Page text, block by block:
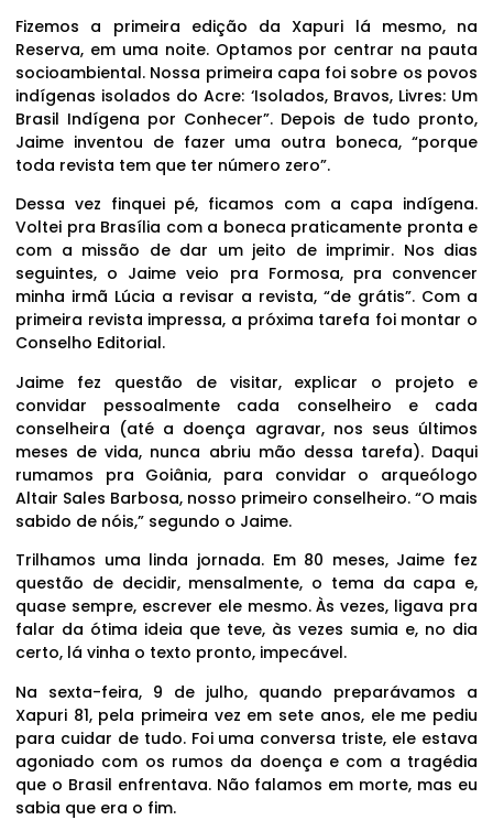
Fizemos a primeira edição da Xapuri lá mesmo, na
Reserva, em uma noite. Optamos por centrar na pauta
socioambiental. Nossa primeira capa foi sobre os povos
indígenas isolados do Acre: ‘Isolados, Bravos, Livres: Um
Brasil Indígena por Conhecer”. Depois de tudo pronto,
Jaime inventou de fazer uma outra boneca, “porque
toda revista tem que ter número zero”.
Dessa vez finquei pé, ficamos com a capa indígena.
Voltei pra Brasília com a boneca praticamente pronta e
com a missão de dar um jeito de imprimir. Nos dias
seguintes, o Jaime veio pra Formosa, pra convencer
minha irmã Lúcia a revisar a revista, “de grátis”. Com a
primeira revista impressa, a próxima tarefa foi montar o
Conselho Editorial.
Jaime fez questão de visitar, explicar o projeto e
convidar pessoalmente cada conselheiro e cada
conselheira (até a doença agravar, nos seus últimos
meses de vida, nunca abriu mão dessa tarefa). Daqui
rumamos pra Goiânia, para convidar o arqueólogo
Altair Sales Barbosa, nosso primeiro conselheiro. “O mais
sabido de nóis,” segundo o Jaime.
Trilhamos uma linda jornada. Em 80 meses, Jaime fez
questão de decidir, mensalmente, o tema da capa e,
quase sempre, escrever ele mesmo. Às vezes, ligava pra
falar da ótima ideia que teve, às vezes sumia e, no dia
certo, lá vinha o texto pronto, impecável.
Na sexta-feira, 9 de julho, quando preparávamos a
Xapuri 81, pela primeira vez em sete anos, ele me pediu
para cuidar de tudo. Foi uma conversa triste, ele estava
agoniado com os rumos da doença e com a tragédia
que o Brasil enfrentava. Não falamos em morte, mas eu
sabia que era o fim.